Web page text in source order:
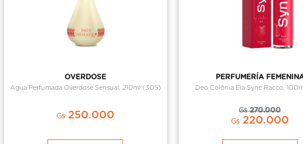
OVERDOSE
Agua Perfumada Overdose Sensual, 210ml (305)
Gs 250.000
PERFUMERÍA
Deo Colônia Ela Sync Racco,
Gs270.000
Gs220.000